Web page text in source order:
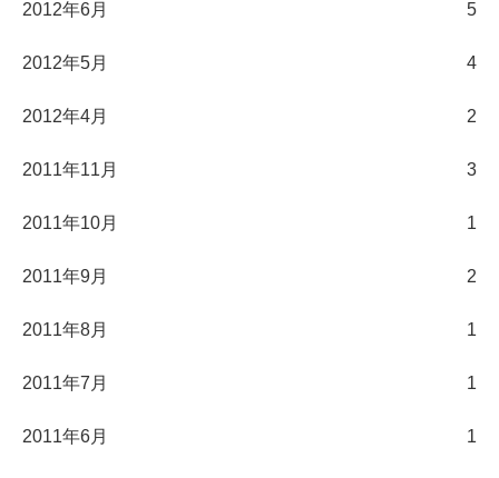
2012年6月 5
2012年5月 4
2012年4月 2
2011年11月 3
2011年10月 1
2011年9月 2
2011年8月 1
2011年7月 1
2011年6月 1